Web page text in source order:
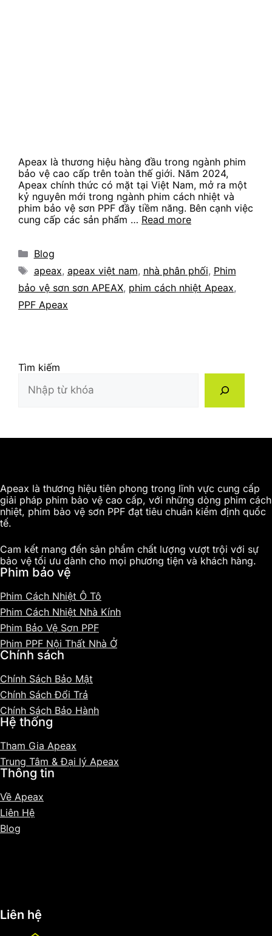
Apeax là thương hiệu hàng đầu trong ngành phim
bảo vệ cao cấp trên toàn thế giới. Năm 2024,
Apeax chính thức có mặt tại Việt Nam, mở ra một
kỷ nguyên mới trong ngành phim cách nhiệt và
phim bảo vệ sơn PPF đầy tiềm năng. Bên cạnh việc
cung cấp các sản phẩm … Read more
Categories
Blog
Tags
apeax, apeax việt nam, nhà phân phối, Phim
bảo vệ sơn sơn APEAX, phim cách nhiệt Apeax,
PPF Apeax
Tìm kiếm
Apeax là thương hiệu tiên phong trong lĩnh vực cung cấp
giải pháp phim bảo vệ cao cấp, với những dòng phim cách
nhiệt, phim bảo vệ sơn PPF đạt tiêu chuẩn kiểm định quốc
tế.
Cam kết mang đến sản phẩm chất lượng vượt trội với sự
bảo vệ tối ưu dành cho mọi phương tiện và khách hàng.
Phim bảo vệ
Phim Cách Nhiệt Ô Tô
Phim Cách Nhiệt Nhà Kính
Phim Bảo Vệ Sơn PPF
Phim PPF Nội Thất Nhà Ở
Chính sách
Chính Sách Bảo Mật
Chính Sách Đổi Trả
Chính Sách Bảo Hành
Hệ thống
Tham Gia Apeax
Trung Tâm & Đại lý Apeax
Thông tin
Về Apeax
Liên Hệ
Blog
Liên hệ